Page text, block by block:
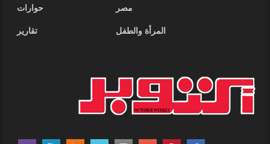
مصر
حوارات
المرأة والطفل
تقارير